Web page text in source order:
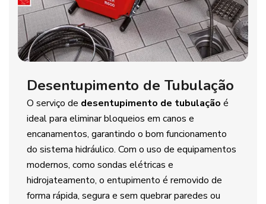
Desentupimento de Tubulação
O serviço de desentupimento de tubulação é
ideal para eliminar bloqueios em canos e
encanamentos, garantindo o bom funcionamento
do sistema hidráulico. Com o uso de equipamentos
modernos, como sondas elétricas e
hidrojateamento, o entupimento é removido de
forma rápida, segura e sem quebrar paredes ou